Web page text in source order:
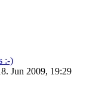
:-)
Jun 2009, 19:29